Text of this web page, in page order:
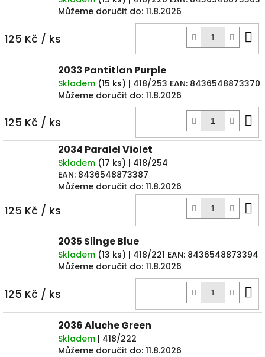
Můžeme doručit do: 11.8.2026
125 Kč / ks
2033 Pantitlan Purple
Skladem (15 ks) | 418/253 EAN: 8436548873370
Můžeme doručit do: 11.8.2026
125 Kč / ks
2034 Paralel Violet
Skladem (17 ks) | 418/254
EAN: 8436548873387
Můžeme doručit do: 11.8.2026
125 Kč / ks
2035 Slinge Blue
Skladem (13 ks) | 418/221 EAN: 8436548873394
Můžeme doručit do: 11.8.2026
125 Kč / ks
2036 Aluche Green
Skladem | 418/222
Můžeme doručit do: 11.8.2026